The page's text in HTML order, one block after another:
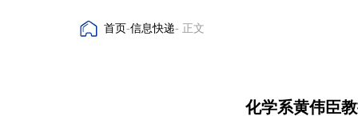
首页-信息快递- 正文
化学系黄伟臣